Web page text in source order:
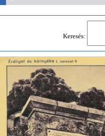
Keresés: